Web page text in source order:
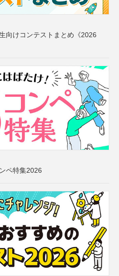
向けコンテストまとめ《2026
ペ特集2026